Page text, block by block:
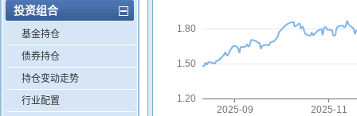
投资组合
基金持仓
债券持仓
持仓变动走势
行业配置
1.20
1.50
1.80
2025-09 2025-11